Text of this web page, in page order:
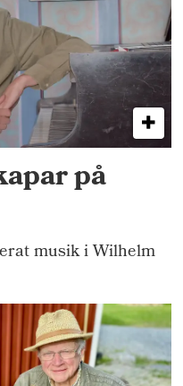
på
musik i Wilhelm